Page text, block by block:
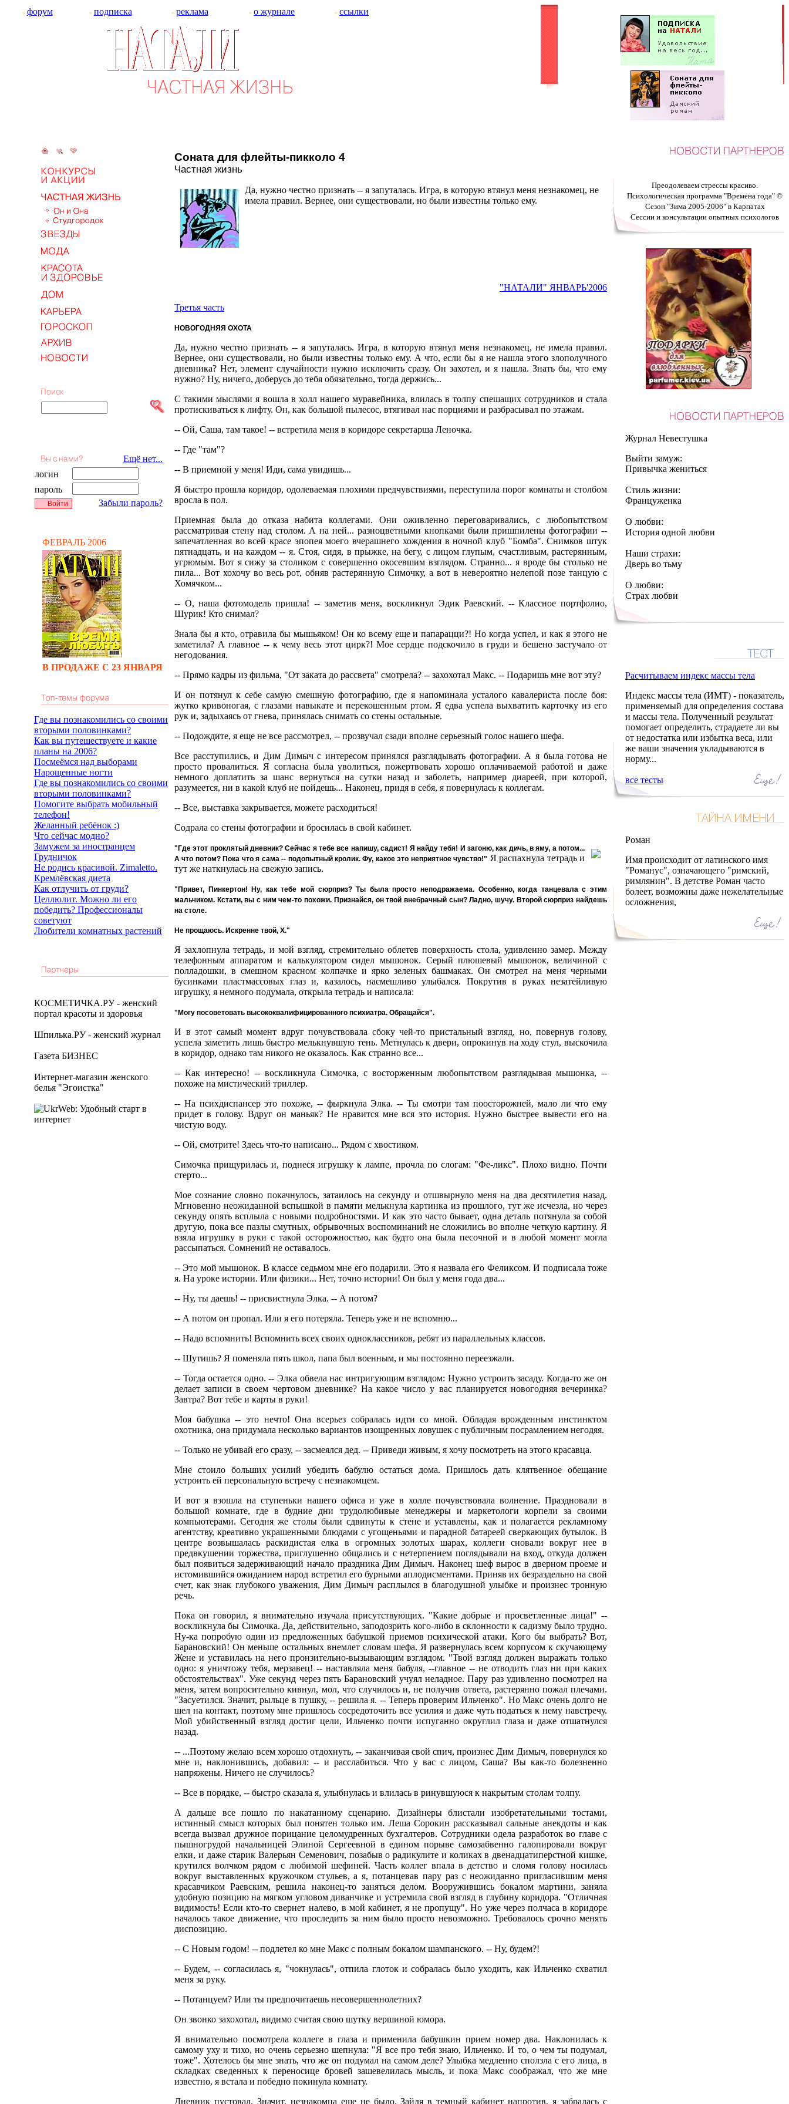
форум подписка реклама о журнале ссылки
Ещё нет...
логин
пароль
Забыли пароль?
ФЕВРАЛЬ 2006
В ПРОДАЖЕ С 23 ЯНВАРЯ
Где вы познакомились со своими
вторыми половинками?
Как вы путешествуете и какие
планы на 2006?
Посмеёмся над выборами
Нарощенные ногти
Где вы познакомились со своими
вторыми половинками?
Помогите выбрать мобильный
телефон!
Желанный ребёнок :)
Что сейчас модно?
Замужем за иностранцем
Грудничок
Не родись красивой. Zimaletto.
Кремлёвская диета
Как отлучить от груди?
Целлюлит. Можно ли его
победить? Профессионалы
советуют
Любители комнатных растений
КОСМЕТИЧКА.РУ - женский
портал красоты и здоровья
Шпилька.РУ - женский журнал
Газета БИЗНЕС
Интернет-магазин женского
белья "Эгоистка"
Соната для флейты-пикколо 4
Частная жизнь
Да, нужно честно признать -- я запуталась. Игра, в которую втянул меня незнакомец, не
имела правил. Вернее, они существовали, но были известны только ему.
"НАТАЛИ" ЯНВАРЬ'2006
Третья часть
НОВОГОДНЯЯ ОХОТА
Да, нужно честно признать -- я запуталась. Игра, в которую втянул меня незнакомец, не имела правил.
Вернее, они существовали, но были известны только ему. А что, если бы я не нашла этого злополучного
дневника? Нет, элемент случайности нужно исключить сразу. Он захотел, и я нашла. Знать бы, что ему
нужно? Ну, ничего, доберусь до тебя обязательно, тогда держись...
С такими мыслями я вошла в холл нашего муравейника, влилась в толпу спешащих сотрудников и стала
протискиваться к лифту. Он, как большой пылесос, втягивал нас порциями и разбрасывал по этажам.
-- Ой, Саша, там такое! -- встретила меня в коридоре секретарша Леночка.
-- Где "там"?
-- В приемной у меня! Иди, сама увидишь...
Я быстро прошла коридор, одолеваемая плохими предчувствиями, переступила порог комнаты и столбом
вросла в пол.
Приемная была до отказа набита коллегами. Они оживленно переговаривались, с любопытством
рассматривая стену над столом. А на ней... разноцветными кнопками были пришпилены фотографии --
запечатленная во всей красе эпопея моего вчерашнего хождения в ночной клуб "Бомба". Снимков штук
пятнадцать, и на каждом -- я. Стоя, сидя, в прыжке, на бегу, с лицом глупым, счастливым, растерянным,
угрюмым. Вот я сижу за столиком с совершенно окосевшим взглядом. Странно... я вроде бы столько не
пила... Вот хохочу во весь рот, обняв растерянную Симочку, а вот в невероятно нелепой позе танцую с
Хомячком...
-- О, наша фотомодель пришла! -- заметив меня, воскликнул Эдик Раевский. -- Классное портфолио,
Шурик! Кто снимал?
Знала бы я кто, отравила бы мышьяком! Он ко всему еще и папарацци?! Но когда успел, и как я этого не
заметила? А главное -- к чему весь этот цирк?! Мое сердце подскочило в груди и бешено застучало от
негодования.
-- Прямо кадры из фильма, "От заката до рассвета" смотрела? -- захохотал Макс. -- Подаришь мне вот эту?
И он потянул к себе самую смешную фотографию, где я напоминала усталого кавалериста после боя:
жутко кривоногая, с глазами навыкате и перекошенным ртом. Я едва успела выхватить карточку из его
рук и, задыхаясь от гнева, принялась снимать со стены остальные.
-- Подождите, я еще не все рассмотрел, -- прозвучал сзади вполне серьезный голос нашего шефа.
Все расступились, и Дим Димыч с интересом принялся разглядывать фотографии. А я была готова не
просто провалиться. Я согласна была уволиться, пожертвовать хорошо оплачиваемой работой и даже
немного доплатить за шанс вернуться на сутки назад и заболеть, например диареей, при которой,
разумеется, ни в какой клуб не пойдешь... Наконец, придя в себя, я повернулась к коллегам.
-- Все, выставка закрывается, можете расходиться!
Содрала со стены фотографии и бросилась в свой кабинет.
"Где этот проклятый дневник? Сейчас я тебе все напишу, садист! Я найду тебя! И загоню, как дичь, в яму, а потом...
А что потом? Пока что я сама -- подопытный кролик. Фу, какое это неприятное чувство!" Я распахнула тетрадь и
тут же наткнулась на свежую запись.
"Привет, Пинкертон! Ну, как тебе мой сюрприз? Ты была просто неподражаема. Особенно, когда танцевала с этим
мальчиком. Кстати, вы с ним чем-то похожи. Признайся, он твой внебрачный сын? Ладно, шучу. Второй сюрприз найдешь
на столе.
Не прощаюсь. Искренне твой, Х."
Я захлопнула тетрадь, и мой взгляд, стремительно облетев поверхность стола, удивленно замер. Между
телефонным аппаратом и калькулятором сидел мышонок. Серый плюшевый мышонок, величиной с
полладошки, в смешном красном колпачке и ярко зеленых башмаках. Он смотрел на меня черными
бусинками пластмассовых глаз и, казалось, насмешливо улыбался. Покрутив в руках незатейливую
игрушку, я немного подумала, открыла тетрадь и написала:
"Могу посоветовать высококвалифицированного психиатра. Обращайся".
И в этот самый момент вдруг почувствовала сбоку чей-то пристальный взгляд, но, повернув голову,
успела заметить лишь быстро мелькнувшую тень. Метнулась к двери, опрокинув на ходу стул, выскочила
в коридор, однако там никого не оказалось. Как странно все...
-- Как интересно! -- воскликнула Симочка, с восторженным любопытством разглядывая мышонка, --
похоже на мистический триллер.
-- На психдиспансер это похоже, -- фыркнула Элка. -- Ты смотри там поосторожней, мало ли что ему
придет в голову. Вдруг он маньяк? Не нравится мне вся это история. Нужно быстрее вывести его на
чистую воду.
-- Ой, смотрите! Здесь что-то написано... Рядом с хвостиком.
Симочка прищурилась и, поднеся игрушку к лампе, прочла по слогам: "Фе-ликс". Плохо видно. Почти
стерто...
Мое сознание словно покачнулось, затаилось на секунду и отшвырнуло меня на два десятилетия назад.
Мгновенно неожиданной вспышкой в памяти мелькнула картинка из прошлого, тут же исчезла, но через
секунду опять всплыла с новыми подробностями. И как это часто бывает, одна деталь потянула за собой
другую, пока все пазлы смутных, обрывочных воспоминаний не сложились во вполне четкую картину. Я
взяла игрушку в руки с такой осторожностью, как будто она была песочной и в любой момент могла
рассыпаться. Сомнений не оставалось.
-- Это мой мышонок. В классе седьмом мне его подарили. Это я назвала его Феликсом. И подписала тоже
я. На уроке истории. Или физики... Нет, точно истории! Он был у меня года два...
-- Ну, ты даешь! -- присвистнула Элка. -- А потом?
-- А потом он пропал. Или я его потеряла. Теперь уже и не вспомню...
-- Надо вспомнить! Вспомнить всех своих одноклассников, ребят из параллельных классов.
-- Шутишь? Я поменяла пять школ, папа был военным, и мы постоянно переезжали.
-- Тогда остается одно. -- Элка обвела нас интригующим взглядом: Нужно устроить засаду. Когда-то же он
делает записи в своем чертовом дневнике? На какое число у вас планируется новогодняя вечеринка?
Завтра? Вот тебе и карты в руки!
Моя бабушка -- это нечто! Она всерьез собралась идти со мной. Обладая врожденным инстинктом
охотника, она придумала несколько вариантов изощренных ловушек с публичным посрамлением негодяя.
-- Только не убивай его сразу, -- засмеялся дед. -- Приведи живым, я хочу посмотреть на этого красавца.
Мне стоило больших усилий убедить бабулю остаться дома. Пришлось дать клятвенное обещание
устроить ей персональную встречу с незнакомцем.
И вот я взошла на ступеньки нашего офиса и уже в холле почувствовала волнение. Праздновали в
большой комнате, где в будние дни трудолюбивые менеджеры и маркетологи корпели за своими
компьютерами. Сегодня же столы были сдвинуты к стене и уставлены, как и полагается рекламному
агентству, креативно украшенными блюдами с угощеньями и парадной батареей сверкающих бутылок. В
центре возвышалась раскидистая елка в огромных золотых шарах, коллеги сновали вокруг нее в
предвкушении торжества, приглушенно общались и с нетерпением поглядывали на вход, откуда должен
был появиться задерживающий начало праздника Дим Димыч. Наконец шеф вырос в дверном проеме и
истомившийся ожиданием народ встретил его бурными аплодисментами. Приняв их безраздельно на свой
счет, как знак глубокого уважения, Дим Димыч расплылся в благодушной улыбке и произнес тронную
речь.
Пока он говорил, я внимательно изучала присутствующих. "Какие добрые и просветленные лица!" --
воскликнула бы Симочка. Да, действительно, заподозрить кого-либо в склонности к садизму было трудно.
Ну-ка попробую один из предложенных бабушкой приемов психической атаки. Кого бы выбрать? Вот,
Барановский! Он меньше остальных внемлет словам шефа. Я развернулась всем корпусом к скучающему
Жене и уставилась на него пронзительно-вызывающим взглядом. "Твой взгляд должен выражать только
одно: я уничтожу тебя, мерзавец! -- наставляла меня бабуля, --главное -- не отводить глаз ни при каких
обстоятельствах". Уже секунд через пять Барановский учуял неладное. Пару раз удивленно посмотрел на
меня, затем вопросительно кивнул, мол, что случилось и, не получив ответа, растерянно пожал плечами.
"Засуетился. Значит, рыльце в пушку, -- решила я. -- Теперь проверим Ильченко". Но Макс очень долго не
шел на контакт, поэтому мне пришлось сосредоточить все усилия и даже чуть податься к нему навстречу.
Мой убийственный взгляд достиг цели, Ильченко почти испуганно округлил глаза и даже отшатнулся
назад.
-- ...Поэтому желаю всем хорошо отдохнуть, -- заканчивая свой спич, произнес Дим Димыч, повернулся ко
мне и, наклонившись, добавил: -- и расслабиться. Что у вас с лицом, Саша? Вы как-то болезненно
напряжены. Ничего не случилось?
-- Все в порядке, -- быстро сказала я, улыбнулась и влилась в ринувшуюся к накрытым столам толпу.
А дальше все пошло по накатанному сценарию. Дизайнеры блистали изобретательными тостами,
истинный смысл которых был понятен только им. Леша Сорокин рассказывал сальные анекдоты и как
всегда вызвал дружное порицание целомудренных бухгалтеров. Сотрудники одела разработок во главе с
пышногрудой начальницей Элиной Сергеевной в едином порыве самозабвенно галопировали вокруг
елки, и даже старик Валерьян Семенович, позабыв о радикулите и коликах в двенадцатиперстной кишке,
крутился волчком рядом с любимой шефиней. Часть коллег впала в детство и сломя голову носилась
вокруг выставленных кружочком стульев, а я, потанцевав пару раз с неожиданно пригласившим меня
красавчиком Раевским, решила наконец-то заняться делом. Вооружившись бокалом мартини, заняла
удобную позицию на мягком угловом диванчике и устремила свой взгляд в глубину коридора. "Отличная
видимость! Если кто-то свернет налево, в мой кабинет, я не пропущу". Но уже через полчаса в коридоре
началось такое движение, что проследить за ним было просто невозможно. Требовалось срочно менять
диспозицию.
-- С Новым годом! -- подлетел ко мне Макс с полным бокалом шампанского. -- Ну, будем?!
-- Будем, -- согласилась я, "чокнулась", отпила глоток и собралась было уходить, как Ильченко схватил
меня за руку.
-- Потанцуем? Или ты предпочитаешь несовершеннолетних?
Он звонко захохотал, видимо считая свою шутку вершиной юмора.
Я внимательно посмотрела коллеге в глаза и применила бабушкин прием номер два. Наклонилась к
самому уху и тихо, но очень серьезно шепнула: "Я все про тебя знаю, Ильченко. И то, о чем ты подумал,
тоже". Хотелось бы мне знать, что же он подумал на самом деле? Улыбка медленно сползла с его лица, в
складках сведенных к переносице бровей зашевелилась мысль, и пока Макс соображал, что же мне
известно, я встала и победно покинула комнату.
Дневник пустовал. Значит, незнакомца еще не было. Зайдя в темный кабинет напротив, я забралась с
Преодолеваем стрессы красиво.
Психологическая программа "Времена года" ©
Сезон "Зима 2005-2006" в Карпатах
Сессии и консультации опытных психологов
Журнал Невестушка
Выйти замуж:
Привычка жениться
Стиль жизни:
Француженка
О любви:
История одной любви
Наши страхи:
Дверь во тьму
О любви:
Страх любви
Расчитываем индекс массы тела
Индекс массы тела (ИМТ) - показатель,
применяемый для определения состава
и массы тела. Полученный результат
помогает определить, страдаете ли вы
от недостатка или избытка веса, или
же ваши значения укладываются в
норму...
все тесты
Роман
Имя происходит от латинского имя
"Романус", означающего "римский,
римлянин". В детстве Роман часто
болеет, возможны даже нежелательные
осложнения,